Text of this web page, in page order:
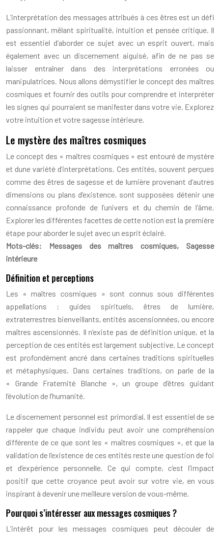
L’interprétation des messages attribués à ces êtres est un défi
passionnant, mêlant spiritualité, intuition et pensée critique. Il
est essentiel d’aborder ce sujet avec un esprit ouvert, mais
également avec un discernement aiguisé, afin de ne pas se
laisser entraîner dans des interprétations erronées ou
manipulatrices. Nous allons démystifier le concept des maîtres
cosmiques et fournir des outils pour comprendre et interpréter
les signes qui pourraient se manifester dans votre vie. Explorez
votre intuition et votre sagesse intérieure.
Le mystère des maîtres cosmiques
Le concept des « maîtres cosmiques » est entouré de mystère
et dune variété d’interprétations. Ces entités, souvent perçues
comme des êtres de sagesse et de lumière provenant d’autres
dimensions ou plans d’existence, sont supposées détenir une
connaissance profonde de l’univers et du chemin de l’âme.
Explorer les différentes facettes de cette notion est la première
étape pour aborder le sujet avec un esprit éclairé.
Mots-clés: Messages des maîtres cosmiques, Sagesse
intérieure
Définition et perceptions
Les « maîtres cosmiques » sont connus sous différentes
appellations : guides spirituels, êtres de lumière,
extraterrestres bienveillants, entités ascensionnées, ou encore
maîtres ascensionnés. Il n’existe pas de définition unique, et la
perception de ces entités est largement subjective. Le concept
est profondément ancré dans certaines traditions spirituelles
et métaphysiques. Dans certaines traditions, on parle de la
« Grande Fraternité Blanche », un groupe d’êtres guidant
l’évolution de l’humanité.
Le discernement personnel est primordial. Il est essentiel de se
rappeler que chaque individu peut avoir une compréhension
différente de ce que sont les « maîtres cosmiques », et que la
validation de l’existence de ces entités reste une question de foi
et d’expérience personnelle. Ce qui compte, c’est l’impact
positif que cette croyance peut avoir sur votre vie, en vous
inspirant à devenir une meilleure version de vous-même.
Pourquoi s’intéresser aux messages cosmiques ?
L’intérêt pour les messages cosmiques peut découler de